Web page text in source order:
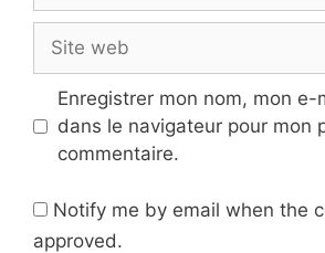
Site
web
Enregistrer mon nom, mon e-
dans le navigateur pour mon
commentaire.
Notify me by email when the
approved.